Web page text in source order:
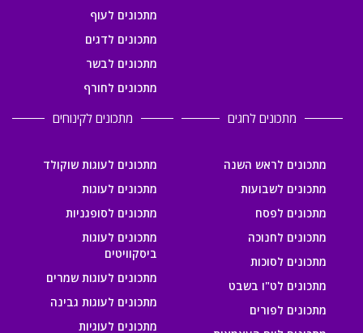
מתכונים לעוף
מתכונים לדגים
מתכונים לבשר
מתכונים לחורף
מתכונים לחגים
מתכונים לראש השנה
מתכונים לשבועות
מתכונים לפסח
מתכונים לחנוכה
מתכונים לסוכות
מתכונים לט"ו בשבט
מתכונים לפורים
מתכונים לקינוחים
מתכונים לעוגות שוקולד
מתכונים לעוגות
מתכונים לסופגניות
מתכונים לעוגות
ביסקוויטים
מתכונים לעוגות שמרים
מתכונים לעוגות גבינה
מתכונים לעוגיות